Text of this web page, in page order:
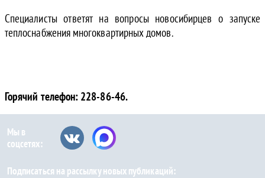
Специалисты ответят на вопросы новосибирцев о запуске
теплоснабжения многоквартирных домов.
Горячий телефон: 228-86-46.
Мы в
соцсетях:
Подписаться на рассылку новых публикаций: